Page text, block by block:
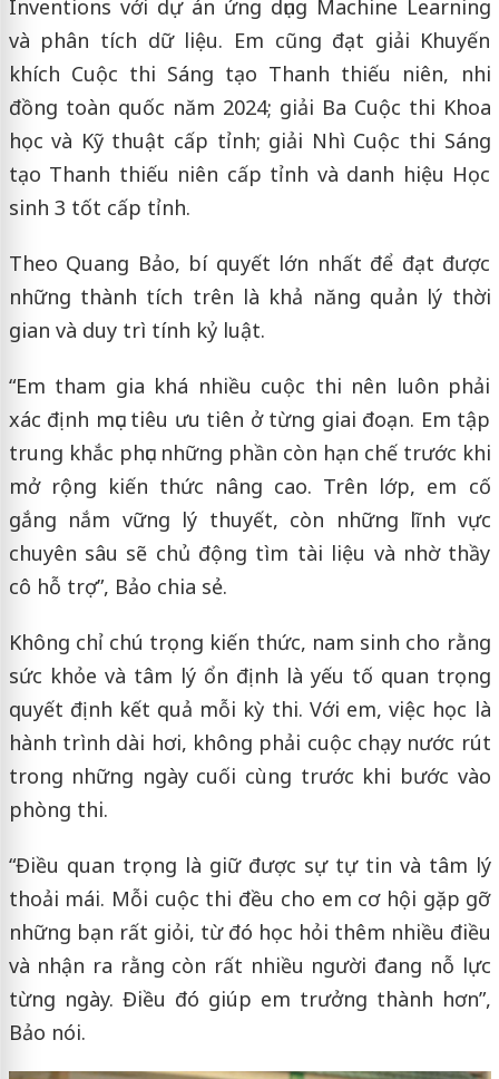
Inventions với dự án ứng dụng Machine Learning
và phân tích dữ liệu. Em cũng đạt giải Khuyến
khích Cuộc thi Sáng tạo Thanh thiếu niên, nhi
đồng toàn quốc năm 2024; giải Ba Cuộc thi Khoa
học và Kỹ thuật cấp tỉnh; giải Nhì Cuộc thi Sáng
tạo Thanh thiếu niên cấp tỉnh và danh hiệu Học
sinh 3 tốt cấp tỉnh.
Theo Quang Bảo, bí quyết lớn nhất để đạt được
những thành tích trên là khả năng quản lý thời
gian và duy trì tính kỷ luật.
“Em tham gia khá nhiều cuộc thi nên luôn phải
xác định mục tiêu ưu tiên ở từng giai đoạn. Em tập
trung khắc phục những phần còn hạn chế trước khi
mở rộng kiến thức nâng cao. Trên lớp, em cố
gắng nắm vững lý thuyết, còn những lĩnh vực
chuyên sâu sẽ chủ động tìm tài liệu và nhờ thầy
cô hỗ trợ”, Bảo chia sẻ.
Không chỉ chú trọng kiến thức, nam sinh cho rằng
sức khỏe và tâm lý ổn định là yếu tố quan trọng
quyết định kết quả mỗi kỳ thi. Với em, việc học là
hành trình dài hơi, không phải cuộc chạy nước rút
trong những ngày cuối cùng trước khi bước vào
phòng thi.
“Điều quan trọng là giữ được sự tự tin và tâm lý
thoải mái. Mỗi cuộc thi đều cho em cơ hội gặp gỡ
những bạn rất giỏi, từ đó học hỏi thêm nhiều điều
và nhận ra rằng còn rất nhiều người đang nỗ lực
từng ngày. Điều đó giúp em trưởng thành hơn”,
Bảo nói.